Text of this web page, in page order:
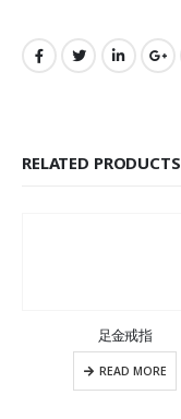
RELATED PRODUCTS
足金戒指
READ MORE